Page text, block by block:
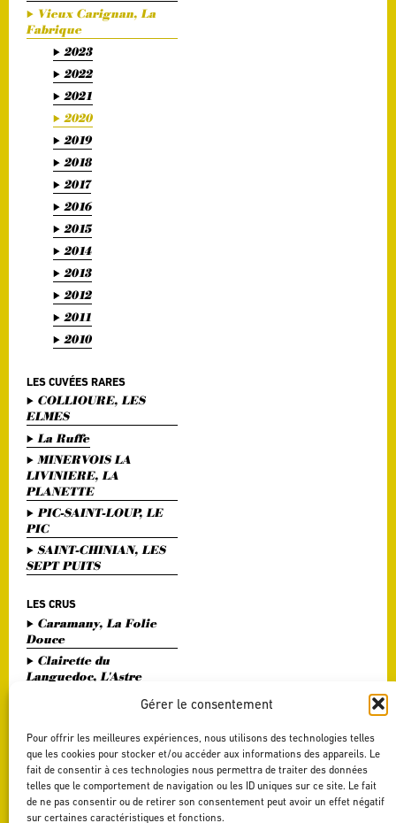
Gérer le consentement
Pour offrir les meilleures expériences, nous utilisons des technologies telles
que les cookies pour stocker et/ou accéder aux informations des appareils. Le
fait de consentir à ces technologies nous permettra de traiter des données
telles que le comportement de navigation ou les ID uniques sur ce site. Le fait
de ne pas consentir ou de retirer son consentement peut avoir un effet négatif
sur certaines caractéristiques et fonctions.
Vieux Carignan, La
Fabrique
2023
2022
2021
2020
2019
2018
2017
2016
2015
2014
2013
2012
2011
2010
LES CUVÉES RARES
COLLIOURE, LES
ELMES
La Ruffe
MINERVOIS LA
LIVINIERE, LA
PLANETTE
PIC-SAINT-LOUP, LE
PIC
SAINT-CHINIAN, LES
SEPT PUITS
LES CRUS
Caramany, La Folie
Douce
Clairette du
Languedoc, L'Astre
Haute Vallée de l'Orb,
Pézenas, Entre Amis
Saint Chinian, Le
Saint Festin White
Terrasses du Larzac,